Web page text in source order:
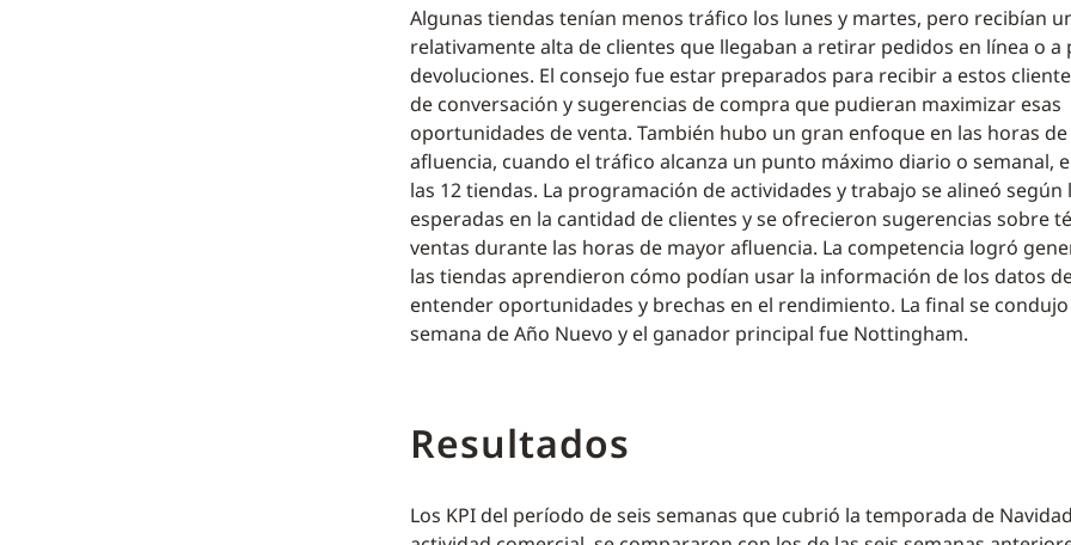
Algunas tiendas tenían menos tráfico los lunes y martes, pero recibían
relativamente alta de clientes que llegaban a retirar pedidos en línea o a
devoluciones. El consejo fue estar preparados para recibir a estos
de conversación y sugerencias de compra que pudieran maximizar esas
oportunidades de venta. También hubo un gran enfoque en las horas de
afluencia, cuando el tráfico alcanza un punto máximo diario o semanal,
las 12 tiendas. La programación de actividades y trabajo se alineó según
esperadas en la cantidad de clientes y se ofrecieron sugerencias sobre
ventas durante las horas de mayor afluencia. La competencia logró
las tiendas aprendieron cómo podían usar la información de los datos
entender oportunidades y brechas en el rendimiento. La final se
semana de Año Nuevo y el ganador principal fue Nottingham.
Resultados
Los KPI del período de seis semanas que cubrió la temporada de